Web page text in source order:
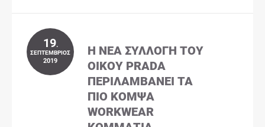
19.
ΣΕΠΤΈΜΒΡΙΟΣ
2019
Η ΝΈΑ ΣΥΛΛΟΓΉ ΤΟΥ
ΟΊΚΟΥ PRADA
ΠΕΡΙΛΑΜΒΆΝΕΙ ΤΑ
ΠΙΟ ΚΟΜΨΆ
WORKWEAR